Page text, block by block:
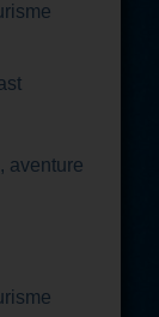
aventure